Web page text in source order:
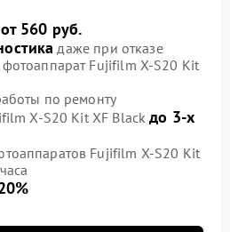
от 560 руб.
даже при отказе
Fujifilm X-S20 Kit
по ремонту
X-S20 Kit XF Blackдо 3-х
Fujifilm X-S20 Kit